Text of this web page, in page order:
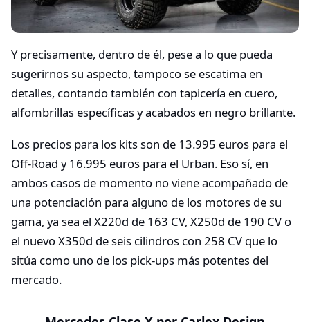
Y precisamente, dentro de él, pese a lo que pueda
sugerirnos su aspecto, tampoco se escatima en
detalles, contando también con tapicería en cuero,
alfombrillas específicas y acabados en negro brillante.
Los precios para los kits son de 13.995 euros para el
Off-Road y 16.995 euros para el Urban. Eso sí, en
ambos casos de momento no viene acompañado de
una potenciación para alguno de los motores de su
gama, ya sea el X220d de 163 CV, X250d de 190 CV o
el nuevo X350d de seis cilindros con 258 CV que lo
sitúa como uno de los pick-ups más potentes del
mercado.